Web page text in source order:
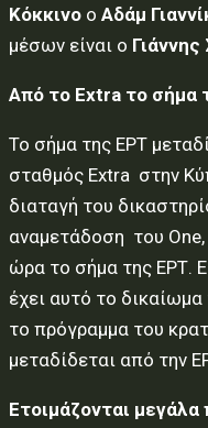
Κόκκινο ο Αδάμ
μέσων είναι ο
Από το Extra το σήμα
Το σήμα της ΕΡΤ
σταθμός Extra στην
διαταγή του
αναμετάδοση του
ώρα το σήμα της ΕΡΤ.
έχει αυτό το
το πρόγραμμα του
μεταδίδεται από την
Ετοιμάζονται μεγάλα